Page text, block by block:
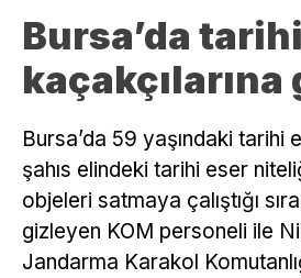
Bursa’da
Bursa’da 59 yaşındaki tarihi
şahıs elindeki tarihi eser
objeleri satmaya çalıştığı
gizleyen KOM personeli ile
Jandarma Karakol